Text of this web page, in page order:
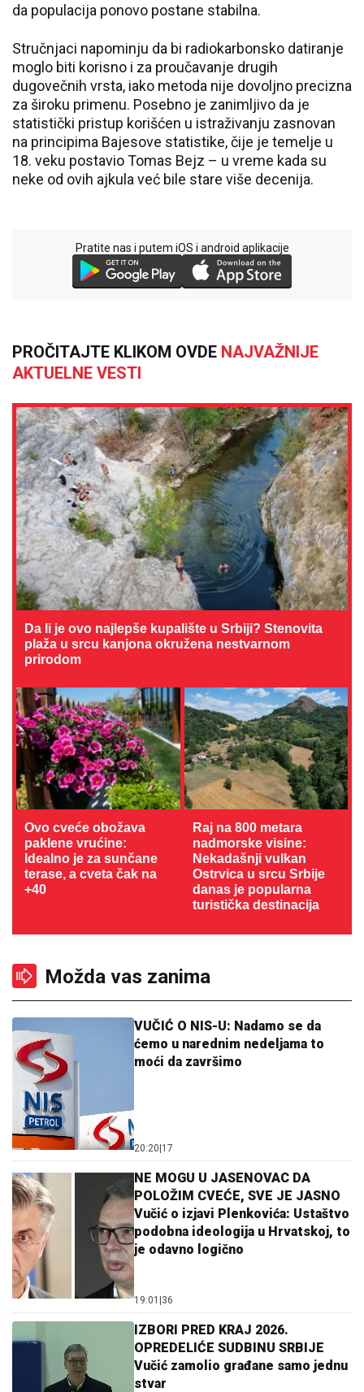
da populacija ponovo postane stabilna.
Stručnjaci napominju da bi radiokarbonsko datiranje
moglo biti korisno i za proučavanje drugih
dugovečnih vrsta, iako metoda nije dovoljno precizna
za široku primenu. Posebno je zanimljivo da je
statistički pristup korišćen u istraživanju zasnovan
na principima Bajesove statistike, čije je temelje u
18. veku postavioTomas Bejz – u vreme kada su
neke od ovih ajkula već bile stare više decenija.
Pratite nas i putem iOS i android aplikacije
PROČITAJTE KLIKOM OVDE NAJVAŽNIJE
AKTUELNE VESTI
Da li je ovo najlepše kupalište u Srbiji? Stenovita
plaža u srcu kanjona okružena nestvarnom
prirodom
Ovo cveće obožava
paklene vrućine:
Idealno je za sunčane
terase, a cveta čak na
+40
Raj na 800 metara
nadmorske visine:
Nekadašnji vulkan
Ostrvica u srcu Srbije
danas je popularna
turistička destinacija
Možda vas zanima
VUČIĆ O NIS-U: Nadamo se da
ćemo u narednim nedeljama to
moći da završimo
20:20|17
NE MOGU U JASENOVAC DA
POLOŽIM CVEĆE, SVE JE JASNO
Vučić o izjavi Plenkovića: Ustaštvo
podobna ideologija u Hrvatskoj, to
je odavno logično
19:01 |36
IZBORI PRED KRAJ 2026.
OPREDELIĆE SUDBINU SRBIJE
Vučić zamolio građane samo jednu
stvar